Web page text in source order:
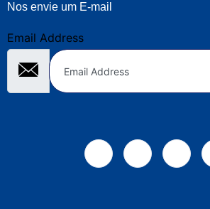
Nos envie um E-mail
Email Address